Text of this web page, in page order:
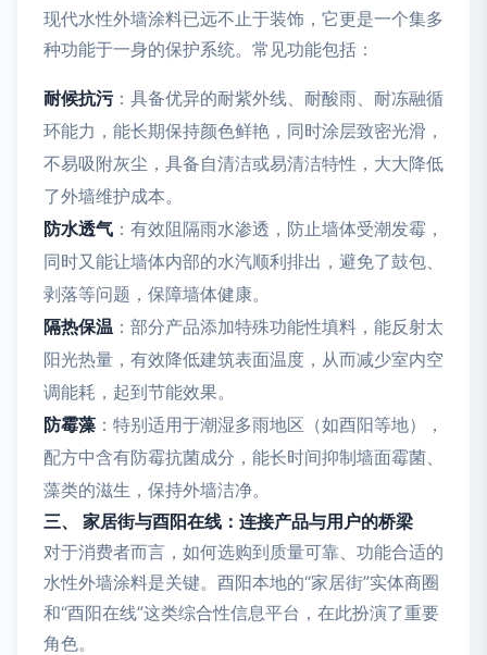
现代水性外墙涂料已远不止于装饰，它更是一个集多
种功能于一身的保护系统。常见功能包括：
耐候抗污：具备优异的耐紫外线、耐酸雨、耐冻融循
环能力，能长期保持颜色鲜艳，同时涂层致密光滑，
不易吸附灰尘，具备自清洁或易清洁特性，大大降低
了外墙维护成本。
防水透气 ：有效阻隔雨水渗透，防止墙体受潮发霉，
同时又能让墙体内部的水汽顺利排出，避免了鼓包、
剥落等问题，保障墙体健康。
隔热保温 ：部分产品添加特殊功能性填料，能反射太
阳光热量，有效降低建筑表面温度，从而减少室内空
调能耗，起到节能效果。
防霉藻 ：特别适用于潮湿多雨地区（如酉阳等地），
配方中含有防霉抗菌成分，能长时间抑制墙面霉菌、
藻类的滋生，保持外墙洁净。
三、 家居街与酉阳在线：连接产品与用户的桥梁
对于消费者而言，如何选购到质量可靠、功能合适的
水性外墙涂料是关键。酉阳本地的“家居街”实体商圈
和“酉阳在线”这类综合性信息平台，在此扮演了重要
角色。